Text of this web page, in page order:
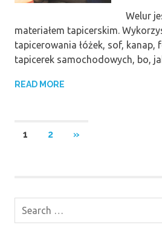
Welur
materiałem tapicerskim.
tapicerowania łóżek, sof, kanap,
tapicerek samochodowych, bo,
READ MORE
Stronicowanie
1 2
NEXT
»